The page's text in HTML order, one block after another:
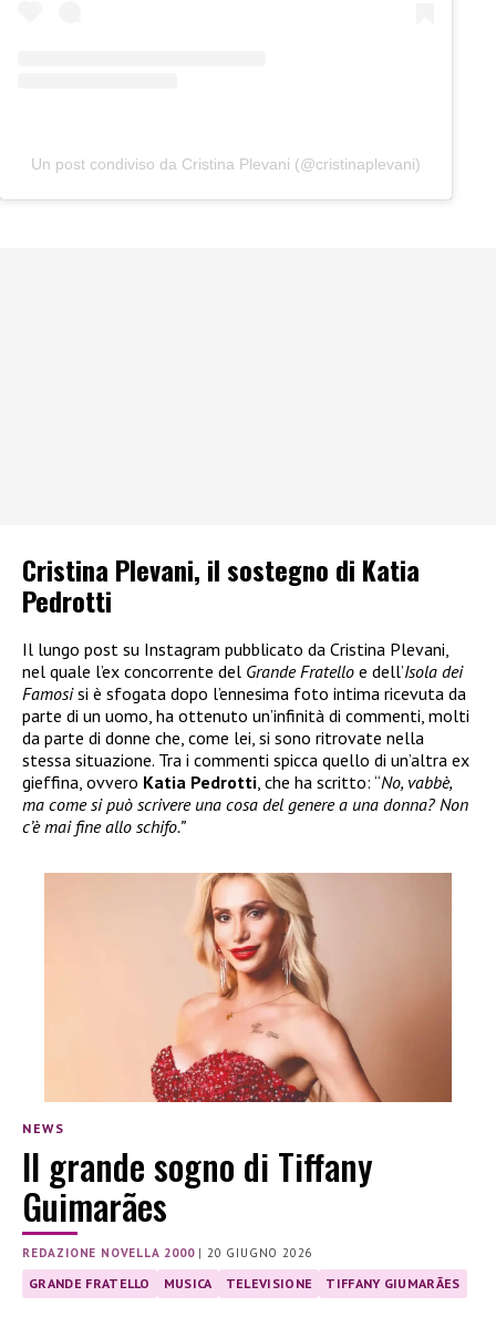
Un post condiviso da Cristina Plevani (@cristinaplevani)
Cristina Plevani, il sostegno di Katia
Pedrotti
Il lungo post su Instagram pubblicato da Cristina Plevani,
nel quale l’ex concorrente del Grande Fratello e dell’Isola dei
Famosisi è sfogata dopo l’ennesima foto intima ricevuta da
parte di un uomo, ha ottenuto un’infinità di commenti, molti
da parte di donne che, come lei, si sono ritrovate nella
stessa situazione. Tra i commenti spicca quello di un’altra ex
gieffina, ovvero Katia Pedrotti, che ha scritto: “No, vabbè,
ma come si può scrivere una cosa del genere a una donna? Non
c’è mai fine allo schifo.”
NEWS
Il grande sogno di Tiffany
Guimarães
REDAZIONE NOVELLA 2000|20 GIUGNO 2026
GRANDE FRATELLO MUSICA TELEVISIONE TIFFANY GIUMARÃES